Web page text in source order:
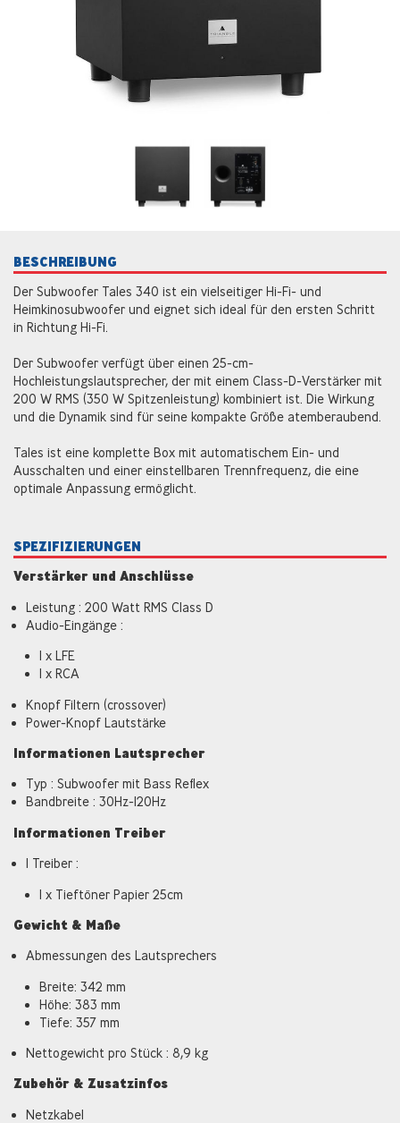
BESCHREIBUNG
Der Subwoofer Tales 340 ist ein vielseitiger Hi-Fi- und
Heimkinosubwoofer und eignet sich ideal für den ersten Schritt
in Richtung Hi-Fi.
Der Subwoofer verfügt über einen 25-cm-
Hochleistungslautsprecher, der mit einem Class-D-Verstärker mit
200 W RMS (350 W Spitzenleistung) kombiniert ist. Die Wirkung
und die Dynamik sind für seine kompakte Größe atemberaubend.
Tales ist eine komplette Box mit automatischem Ein- und
Ausschalten und einer einstellbaren Trennfrequenz, die eine
optimale Anpassung ermöglicht.
SPEZIFIZIERUNGEN
Verstärker und Anschlüsse
Leistung : 200 Watt RMS Class D
Audio-Eingänge :
1 x LFE
1 x RCA
Knopf Filtern (crossover)
Power-Knopf Lautstärke
Informationen Lautsprecher
Typ : Subwoofer mit Bass Reflex
Bandbreite : 30Hz-120Hz
Informationen Treiber
1 Treiber :
1 x Tieftöner Papier 25cm
Gewicht & Maße
Abmessungen des Lautsprechers
Breite: 342 mm
Höhe: 383 mm
Tiefe: 357 mm
Nettogewicht pro Stück : 8,9 kg
Zubehör & Zusatzinfos
Netzkabel